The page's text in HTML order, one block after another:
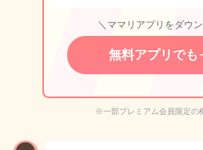
＼ママリアプリをダウ
無料アプリでも
※一部プレミアム会員限定の